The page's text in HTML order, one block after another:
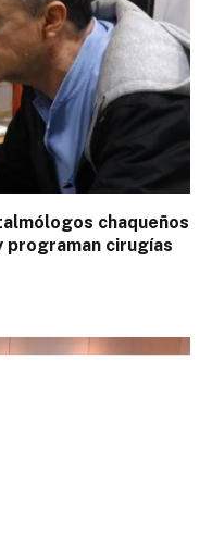
chaqueños
cirugías